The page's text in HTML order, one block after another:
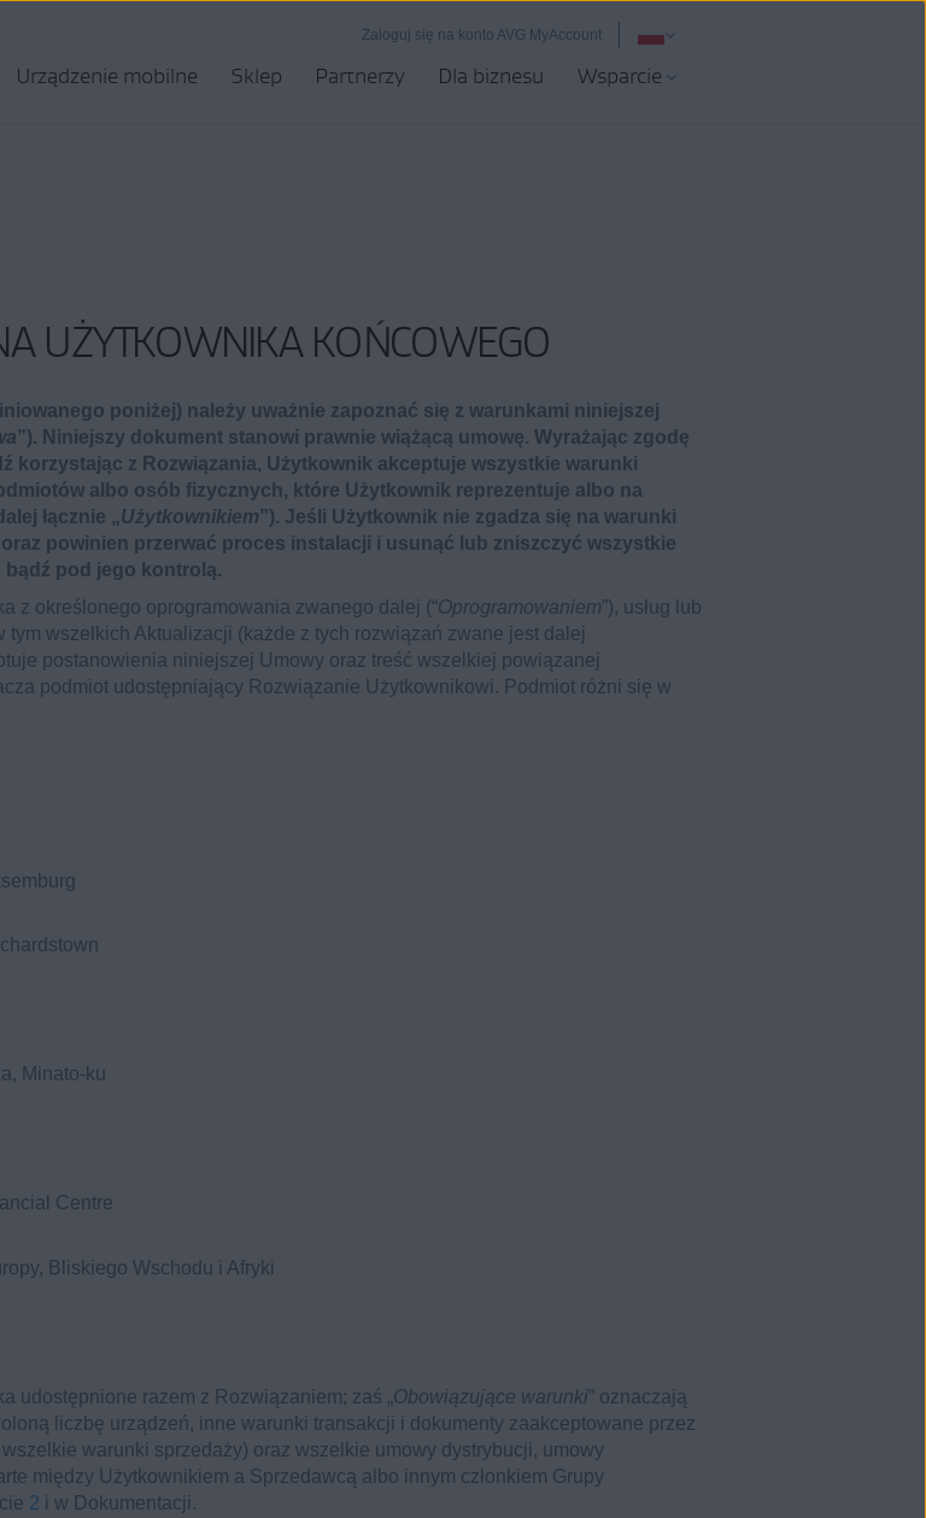
Zaloguj się na konto AVG MyAccount
Urządzenie mobilne Sklep Partnerzy Dla biznesu Wsparcie
UŻYTKOWNIKA KOŃCOWEGO
poniżej) należy uważnie zapoznać się z warunkami niniejszej
”). Niniejszy dokument stanowi prawnie wiążącą umowę. Wyrażając zgodę
korzystając z Rozwiązania, Użytkownik akceptuje wszystkie warunki
albo osób fizycznych, które Użytkownik reprezentuje albo na
łącznie „Użytkownikiem”). Jeśli Użytkownik nie zgadza się na warunki
powinien przerwać proces instalacji i usunąć lub zniszczyć wszystkie
bądź pod jego kontrolą.
z określonego oprogramowania zwanego dalej (“Oprogramowaniem”), usług lub
wszelkich Aktualizacji (każde z tych rozwiązań zwane jest dalej
postanowienia niniejszej Umowy oraz treść wszelkiej powiązanej
podmiot udostępniający Rozwiązanie Użytkownikowi. Podmiot różni się w
Minato-ku
Centre
Bliskiego Wschodu i Afryki
udostępnione razem z Rozwiązaniem; zaś „Obowiązujące warunki” oznaczają
liczbę urządzeń, inne warunki transakcji i dokumenty zaakceptowane przez
warunki sprzedaży) oraz wszelkie umowy dystrybucji, umowy
między Użytkownikiem a Sprzedawcą albo innym członkiem Grupy
2 i w Dokumentacji.